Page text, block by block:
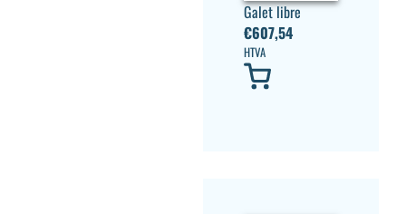
Galet libre
€607,54
HTVA